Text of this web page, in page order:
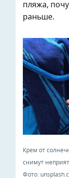
пляжа,
раньше.
Крем от
снимут
Фото: